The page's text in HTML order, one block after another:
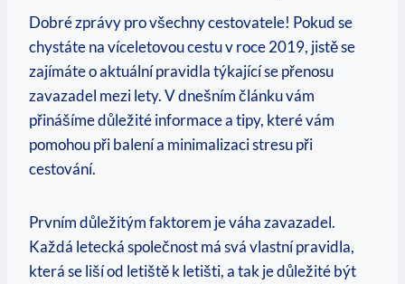
Dobré zprávy pro všechny cestovatele! Pokud se
chystáte na víceletovou cestu v roce 2019, jistě se
zajímáte o aktuální pravidla týkající se přenosu
zavazadel mezi lety. V dnešním článku vám
přinášíme důležité informace a tipy, které vám
pomohou při balení a minimalizaci stresu při
cestování.
Prvním důležitým faktorem je váha zavazadel.
Každá letecká společnost má svá vlastní pravidla,
která se liší od letiště k letišti, a tak je důležité být